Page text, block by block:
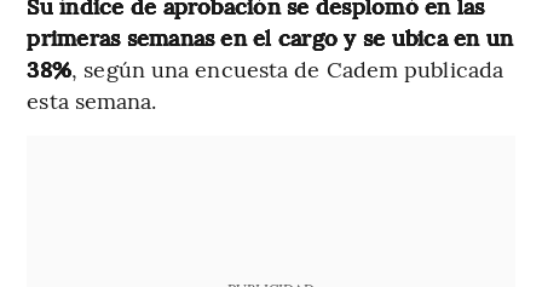
primeras semanas en el cargo y se ubica en un
38%, según una encuesta de Cadem publicada
esta semana.